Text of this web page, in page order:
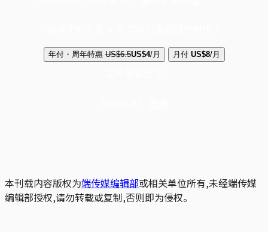
年付・周年特惠 US$6.5US$4/月 月付 US$8/月
本刊载内容版权为端传媒编辑部或相关单位所有,未经端传媒
编辑部授权,请勿转载或复制,否则即为侵权。